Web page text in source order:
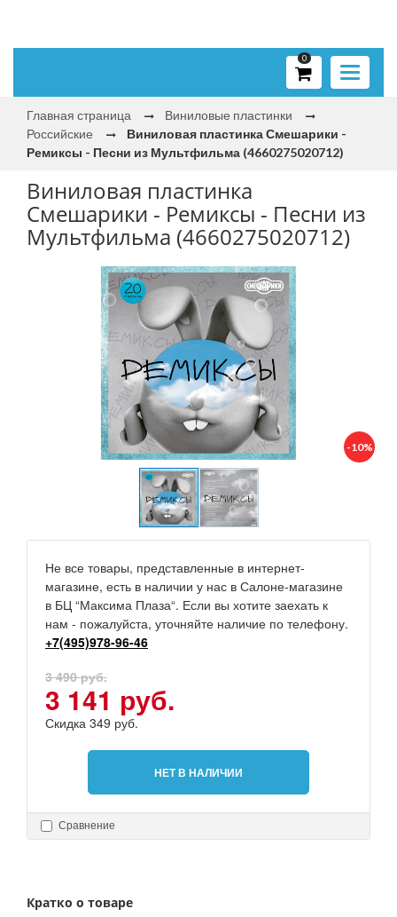
Toggle
0
Главная страница
Виниловые пластинки
Российские
Виниловая пластинка Смешарики -
Ремиксы - Песни из Мультфильма (4660275020712)
Виниловая пластинка
Смешарики - Ремиксы - Песни из
Мультфильма (4660275020712)
-10%
Не все товары, представленные в интернет-
магазине, есть в наличии у нас в Салоне-магазине
в БЦ “Максима Плаза“. Если вы хотите заехать к
нам - пожалуйста, уточняйте наличие по телефону.
+7(495)978-96-46
3 490 руб.
3 141 руб.
Скидка 349 руб.
НЕТ В НАЛИЧИИ
Сравнение
Кратко о товаре